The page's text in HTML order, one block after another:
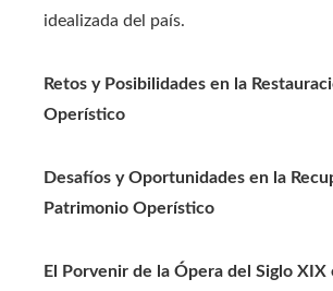
idealizada del país.
Retos y Posibilidades en la
Operístico
Desafíos y Oportunidades en la
Patrimonio Operístico
El Porvenir de la Ópera del Siglo